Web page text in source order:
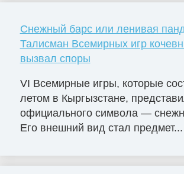
Снежный барс или ленивая
Талисман Всемирных игр
вызвал споры
VI Всемирные игры, которые
летом в Кыргызстане,
официального символа —
Его внешний вид стал предмет...